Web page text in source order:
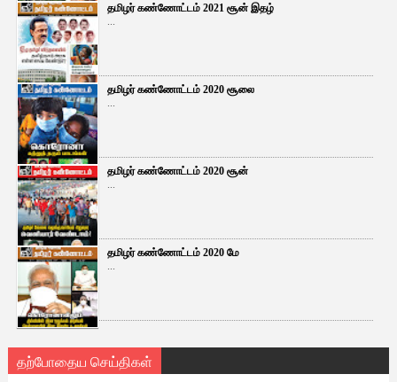
தமிழர் கண்ணோட்டம் 2021 சூன் இதழ்
...
தமிழர் கண்ணோட்டம் 2020 சூலை
...
தமிழர் கண்ணோட்டம் 2020 சூன்
...
தமிழர் கண்ணோட்டம் 2020 மே
...
தற்போதைய செய்திகள்